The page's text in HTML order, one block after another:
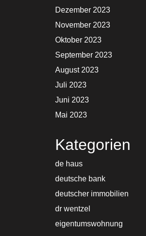
Dezember 2023
November 2023
Oktober 2023
September 2023
August 2023
Juli 2023
Juni 2023
Mai 2023
Kategorien
de haus
deutsche bank
deutscher immobilien
dr wentzel
eigentumswohnung